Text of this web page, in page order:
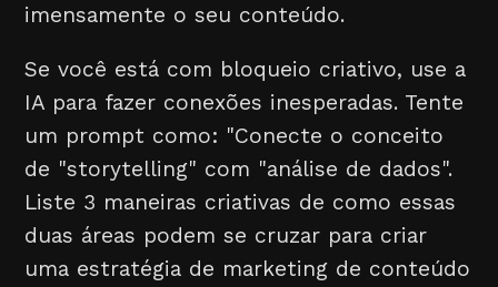
imensamente o seu conteúdo.
Se você está com bloqueio criativo, use a
IA para fazer conexões inesperadas. Tente
um prompt como: "Conecte o conceito
de "storytelling" com "análise de dados".
Liste 3 maneiras criativas de como essas
duas áreas podem se cruzar para criar
uma estratégia de marketing de conteúdo